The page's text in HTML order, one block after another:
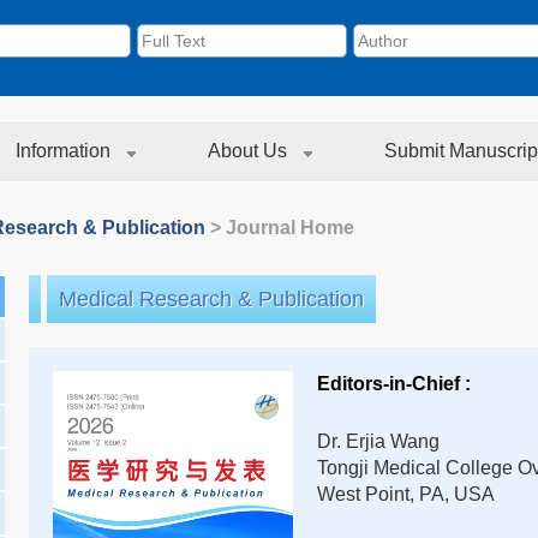
Information About Us Submit
& Publication > Journal Home
Medical Research & Publication
Editors-in-Chief :
Dr. Erjia Wang
Tongji Medical College
West Point, PA, USA